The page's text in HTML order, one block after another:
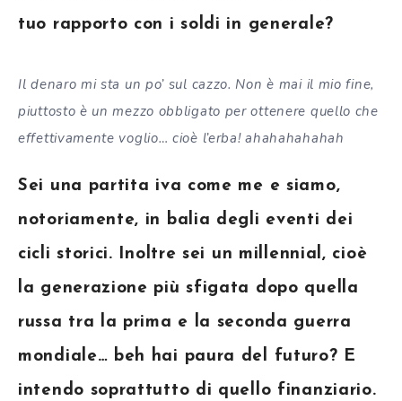
tuo rapporto con i soldi in generale?
Il denaro mi sta un po’ sul cazzo. Non è mai il mio fine,
piuttosto è un mezzo obbligato per ottenere quello che
effettivamente voglio… cioè l’erba! ahahahahahah
Sei una partita iva come me e siamo,
notoriamente, in balia degli eventi dei
cicli storici. Inoltre sei un millennial, cioè
la generazione più sfigata dopo quella
russa tra la prima e la seconda guerra
mondiale… beh hai paura del futuro? E
intendo soprattutto di quello finanziario.